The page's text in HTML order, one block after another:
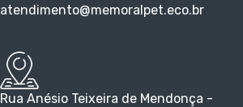
atendimento@memoralpet.eco.br
Rua Anésio Teixeira de Mendonça -